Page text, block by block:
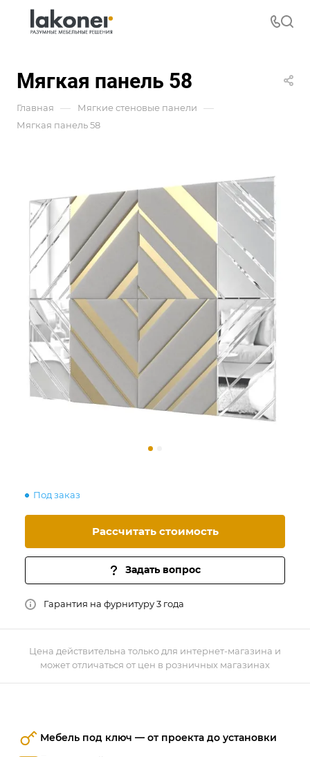
Мягкая панель 58
Главная — Мягкие стеновые панели —
Мягкая панель 58
Мебель под ключ — от проекта до установки
Цена действительна только для интернет-магазина и
может отличаться от цен в розничных магазинах
Под заказ
Рассчитать стоимость
Задать вопрос
Гарантия на фурнитуру 3 года